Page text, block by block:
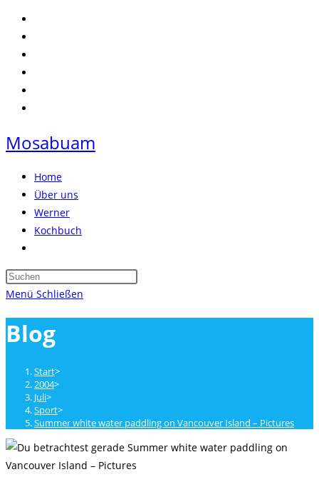
Zum
Inhalt
springen
Mosabuam
Home
Über uns
Werner
Kochbuch
umschalten
Press
Menü Schließen
Blog
Start>
2004>
Juli>
Sport>
Summer white water paddling on Vancouver Island – Pictures